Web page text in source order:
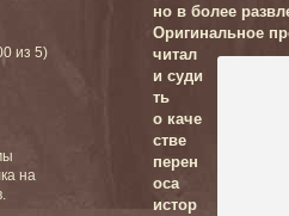
из 5)
на
но в более
Оригинальное
читал
и суди
ть
о каче
стве
перен
оса
истор